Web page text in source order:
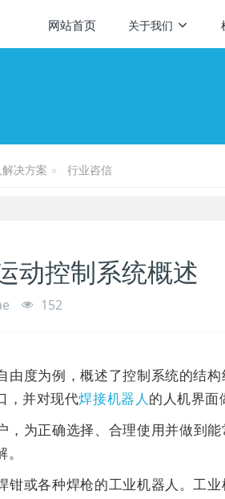
网站首页 关于我们
决方案 行业咨信
动控制系统概述
152
由度为例，概述了控制系统的结
，并对现代焊接机器人 的人机界面
，为正确选择、合理使用并做到
或各种焊枪的工业机器人。工业